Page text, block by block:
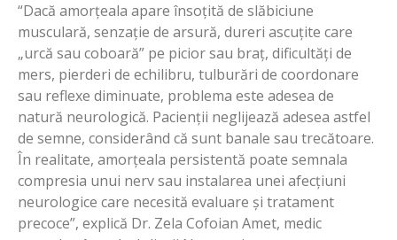
“Dacă amorțeala apare însoțită de slăbiciune
musculară, senzație de arsură, dureri ascuțite care
„urcă sau coboară” pe picior sau braț, dificultăți de
mers, pierderi de echilibru, tulburări de coordonare
sau reflexe diminuate, problema este adesea de
natură neurologică. Pacienții neglijează adesea astfel
de semne, considerând că sunt banale sau trecătoare.
În realitate, amorțeala persistentă poate semnala
compresia unui nerv sau instalarea unei afecțiuni
neurologice care necesită evaluare și tratament
precoce”, explică Dr. Zela Cofoian Amet, medic